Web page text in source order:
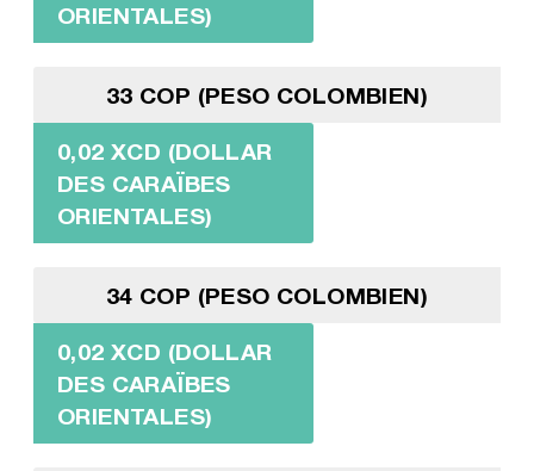
ORIENTALES)
33 COP (PESO COLOMBIEN)
0,02 XCD (DOLLAR
DES CARAÏBES
ORIENTALES)
34 COP (PESO COLOMBIEN)
0,02 XCD (DOLLAR
DES CARAÏBES
ORIENTALES)